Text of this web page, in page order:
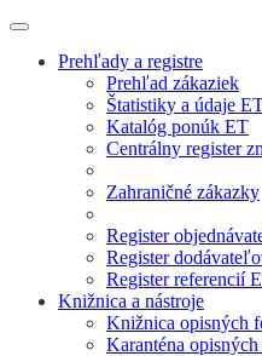
Prehľady a registre
Prehľad zákaziek
Štatistiky a údaje
Katalóg ponúk ET
Centrálny register
Zahraničné zákazky
Register
Register
Register referencií
Knižnica a nástroje
Knižnica opisných
Karanténa